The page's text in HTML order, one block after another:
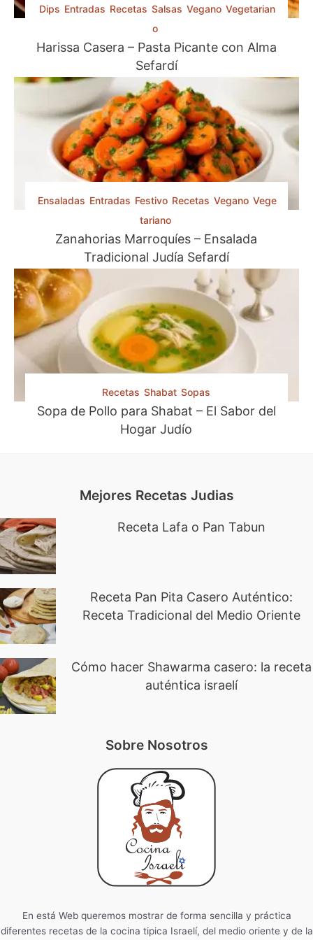
Dips Entradas Recetas Salsas Vegano Vegetarian
o
Harissa Casera – Pasta Picante con Alma
Sefardí
Ensaladas Entradas Festivo Recetas Vegano Vege
tariano
Zanahorias Marroquíes – Ensalada
Tradicional Judía Sefardí
Recetas Shabat Sopas
Sopa de Pollo para Shabat – El Sabor del
Hogar Judío
Mejores Recetas Judias
Receta Lafa o Pan Tabun
Receta Pan Pita Casero Auténtico:
Receta Tradicional del Medio Oriente
Cómo hacer Shawarma casero: la receta
auténtica israelí
Sobre Nosotros
En está Web queremos mostrar de forma sencilla y práctica
diferentes recetas de la cocina tipica Israelí, del medio oriente y de la